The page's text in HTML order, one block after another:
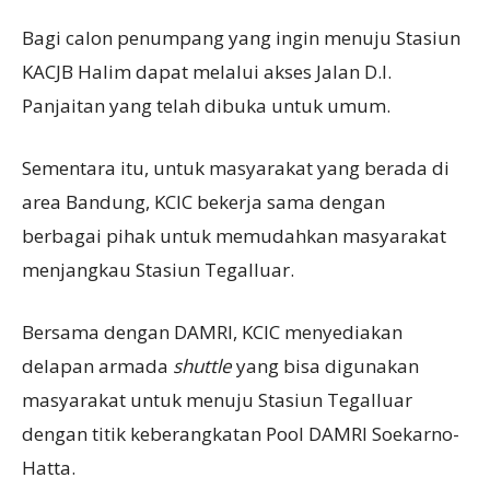
Bagi calon penumpang yang ingin menuju Stasiun
KACJB Halim dapat melalui akses Jalan D.I.
Panjaitan yang telah dibuka untuk umum.
Sementara itu, untuk masyarakat yang berada di
area Bandung, KCIC bekerja sama dengan
berbagai pihak untuk memudahkan masyarakat
menjangkau Stasiun Tegalluar.
Bersama dengan DAMRI, KCIC menyediakan
delapan armada shuttleyang bisa digunakan
masyarakat untuk menuju Stasiun Tegalluar
dengan titik keberangkatan Pool DAMRI Soekarno-
Hatta.